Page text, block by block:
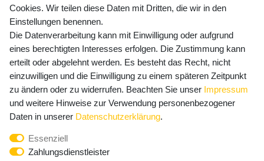
Newsletter Anmeldung - Keine Angebote
mehr verpassen!
E-MAIL **
Newsletter
Honig
Hiermit bestätige ich, dass ich dieDaten­schutz­erklärung
widerrufen.**
Cookies. Wir teilen diese Daten mit Dritten, die wir in den
Einstellungen benennen.
Die Datenverarbeitung kann mit Einwilligung oder aufgrund
eines berechtigten Interesses erfolgen. Die Zustimmung kann
erteilt oder abgelehnt werden. Es besteht das Recht, nicht
einzuwilligen und die Einwilligung zu einem späteren Zeitpunkt
zu ändern oder zu widerrufen. Beachten Sie unser Impressum
und weitere Hinweise zur Verwendung personenbezogener
Daten in unserer Daten­schutz­erklärung.
Essenziell
Zahlungsdienstleister